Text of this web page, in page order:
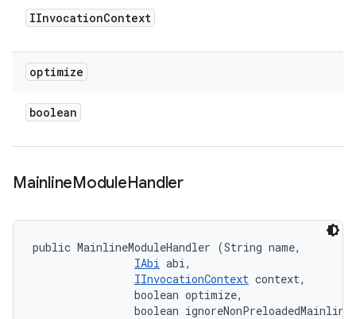
IInvocationContext
optimize
boolean
MainlineModuleHandler
public MainlineModuleHandler (String name,
IAbi abi,
IInvocationContext context,
                boolean optimize,
boolean